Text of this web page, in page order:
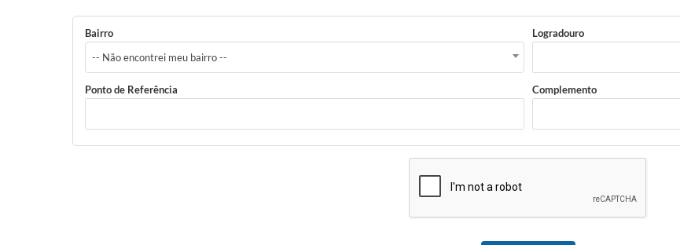
Bairro
-- Não encontrei meu bairro --
Logradouro
Ponto de Referência Complemento